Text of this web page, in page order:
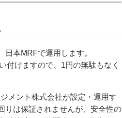
本MRFで運用します。
付けますので、1円の無駄もなく
メント株式会社が設定・運用す
りは保証されませんが、安全性の